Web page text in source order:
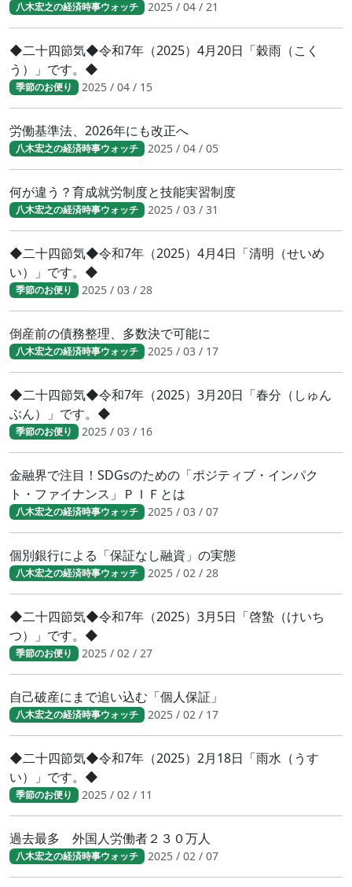
八木宏之の経済時事ウォッチ 2025 / 04 / 21
◆二十四節気◆令和7年（2025）4月20日「穀雨（こく
う）」です。◆
季節のお便り 2025 / 04 / 15
労働基準法、2026年にも改正へ
八木宏之の経済時事ウォッチ 2025 / 04 / 05
何が違う？育成就労制度と技能実習制度
八木宏之の経済時事ウォッチ 2025 / 03 / 31
◆二十四節気◆令和7年（2025）4月4日「清明（せいめ
い）」です。◆
季節のお便り 2025 / 03 / 28
倒産前の債務整理、多数決で可能に
八木宏之の経済時事ウォッチ 2025 / 03 / 17
◆二十四節気◆令和7年（2025）3月20日「春分（しゅん
ぶん）」です。◆
季節のお便り 2025 / 03 / 16
金融界で注目！SDGsのための「ポジティブ・インパク
ト・ファイナンス」ＰＩＦとは
八木宏之の経済時事ウォッチ 2025 / 03 / 07
個別銀行による「保証なし融資」の実態
八木宏之の経済時事ウォッチ 2025 / 02 / 28
◆二十四節気◆令和7年（2025）3月5日「啓蟄（けいち
つ）」です。◆
季節のお便り 2025 / 02 / 27
自己破産にまで追い込む「個人保証」
八木宏之の経済時事ウォッチ 2025 / 02 / 17
◆二十四節気◆令和7年（2025）2月18日「雨水（うす
い）」です。◆
季節のお便り 2025 / 02 / 11
過去最多 外国人労働者２３０万人
八木宏之の経済時事ウォッチ 2025 / 02 / 07